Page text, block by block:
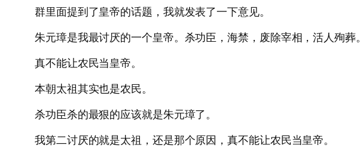
群里面提到了皇帝的话题，我就发表了一下意见。
朱元璋是我最讨厌的一个皇帝。杀功臣，海禁，废除宰相，活人殉葬。
真不能让农民当皇帝。
本朝太祖其实也是农民。
杀功臣杀的最狠的应该就是朱元璋了。
我第二讨厌的就是太祖，还是那个原因，真不能让农民当皇帝。